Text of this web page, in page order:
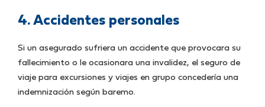
4. Accidentes personales
Si un asegurado sufriera un accidente que provocara su
fallecimiento o le ocasionara una invalidez, el seguro de
viaje para excursiones y viajes en grupo concedería una
indemnización según baremo.